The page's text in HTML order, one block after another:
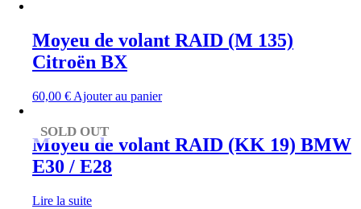
Moyeu de volant RAID (M 135)
Citroën BX
60,00 € Ajouter au panier
SOLD OUT
Moyeu de volant RAID (KK 19) BMW
E30 / E28
Lire la suite